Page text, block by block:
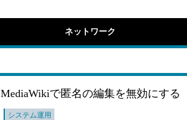
ネットワーク
MediaWikiで匿名の編集を無効にする
システム運用